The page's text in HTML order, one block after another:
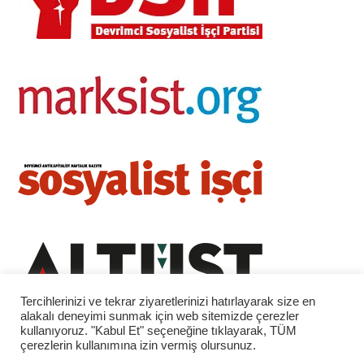
Tercihlerinizi ve tekrar ziyaretlerinizi hatırlayarak size en
alakalı deneyimi sunmak için web sitemizde çerezler
kullanıyoruz. "Kabul Et" seçeneğine tıklayarak, TÜM
çerezlerin kullanımına izin vermiş olursunuz.